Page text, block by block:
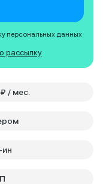
персональных данных
рассылку
₽ / мес.
ин